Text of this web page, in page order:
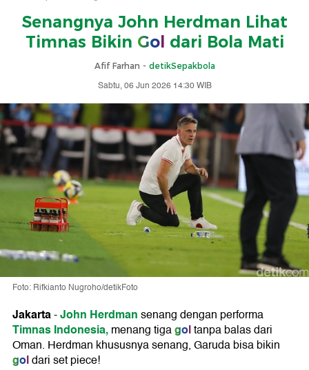
Senangnya John Herdman Lihat
Timnas Bikin Gol dari Bola Mati
Afif Farhan - detikSepakbola
Sabtu, 06 Jun 2026 14:30 WIB
Foto: Rifkianto Nugroho/detikFoto
Jakarta-John Herdmansenang dengan performa
Timnas Indonesia,menang tigagoltanpa balas dari
Oman. Herdman khususnya senang, Garuda bisa bikin
goldari set piece!